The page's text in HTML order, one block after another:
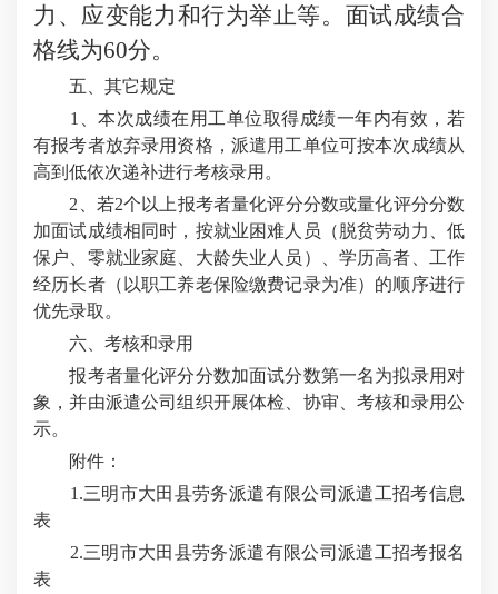
力、应变能力和行为举止等。面试成绩合
格线为60分。
五、其它规定
1、本次成绩在用工单位取得成绩一年内有效，若
有报考者放弃录用资格，派遣用工单位可按本次成绩从
高到低依次递补进行考核录用。
2、若2个以上报考者量化评分分数或量化评分分数
加面试成绩相同时，按就业困难人员（脱贫劳动力、低
保户、零就业家庭、大龄失业人员）、学历高者、工作
经历长者（以职工养老保险缴费记录为准）的顺序进行
优先录取。
六、考核和录用
报考者量化评分分数加面试分数第一名为拟录用对
象，并由派遣公司组织开展体检、协审、考核和录用公
示。
附件：
1.三明市大田县劳务派遣有限公司派遣工招考信息
表
2.三明市大田县劳务派遣有限公司派遣工招考报名
表